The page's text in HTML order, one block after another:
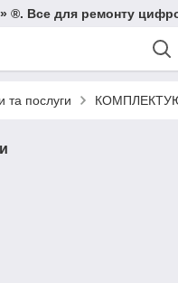
®. Все для ремонту
та послуги